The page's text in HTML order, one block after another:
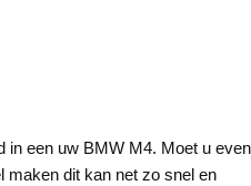
in een uw BMW M4. Moet u even
maken dit kan net zo snel en